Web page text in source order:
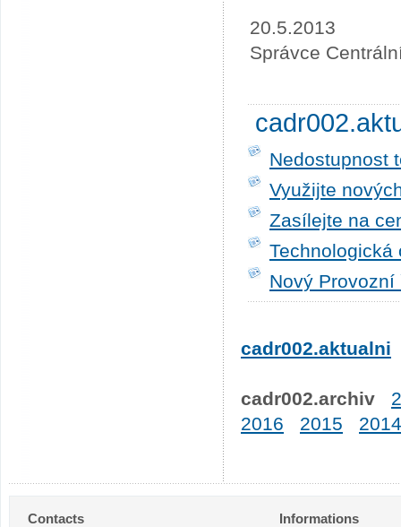
20.5.2013
Správce
Nedostupnost
Využijte
Zasílejte na
Technologická
Nový
cadr002.aktualni
cadr002.archiv
2016
2015 2014
Contacts Informations